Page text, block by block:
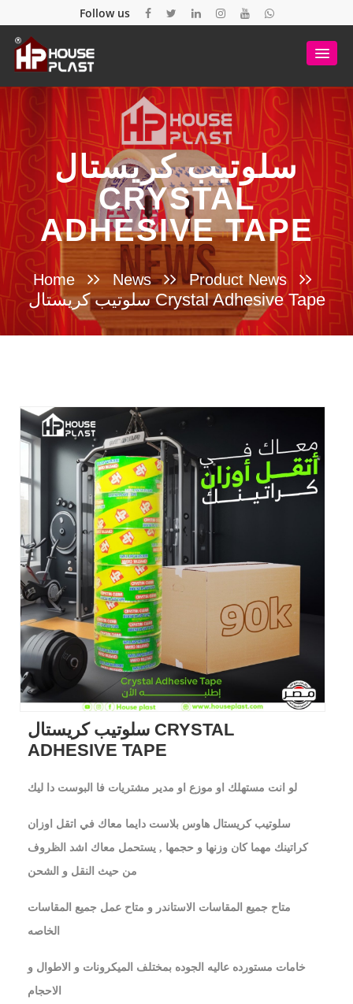
Follow us
سلوتيب كريستال
CRYSTAL
ADHESIVE TAPE
Home News Product News
سلوتيب كريستال Crystal Adhesive Tape
سلوتيب كريستال CRYSTAL
ADHESIVE TAPE
لو انت مستهلك او موزع او مدير مشتريات فا البوست دا ليك
سلوتيب كريستال هاوس بلاست دايما معاك في اتقل اوزان
كراتينك مهما كان وزنها و حجمها , يستحمل معاك اشد الظروف
من حيث النقل و الشحن
متاح جميع المقاسات الاستاندر و متاح عمل جميع المقاسات
الخاصه
خامات مستورده عاليه الجوده بمختلف الميكرونات و الاطوال و
الاحجام